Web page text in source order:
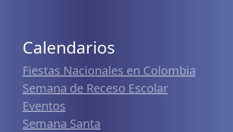
Calendarios
Fiestas Nacionales en Colombia
Semana de Receso Escolar
Eventos
Semana Santa